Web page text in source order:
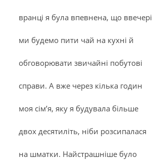
вранці я була впевнена, що ввечері
ми будемо пити чай на кухні й
обговорювати звичайні побутові
справи. А вже через кілька годин
моя сім’я, яку я будувала більше
двох десятиліть, ніби розсипалася
на шматки. Найстрашніше було